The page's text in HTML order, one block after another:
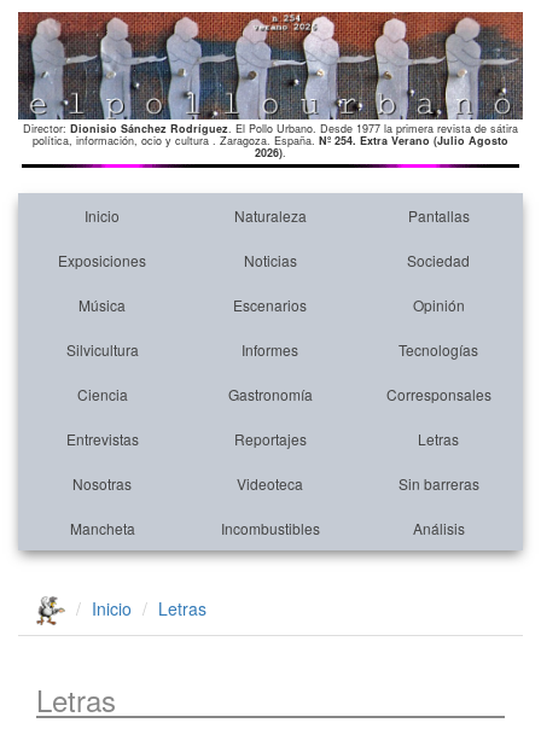
Director: Dionisio Sánchez Rodríguez. El Pollo Urbano. Desde 1977 la primera revista de sátira
política, información, ocio y cultura . Zaragoza. España. Nº 254. Extra Verano (Julio Agosto
2026).
Inicio Naturaleza Pantallas
Exposiciones Noticias Sociedad
Música Escenarios Opinión
Silvicultura Informes Tecnologías
Ciencia Gastronomía Corresponsales
Entrevistas Reportajes Letras
Nosotras Videoteca Sin barreras
Mancheta Incombustibles Análisis
Inicio Letras
Letras